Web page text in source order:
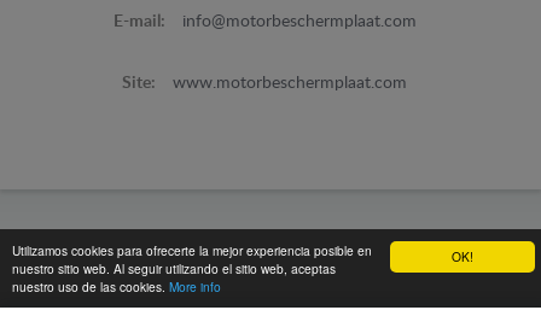
OK!
Utilizamos cookies para ofrecerte la mejor experiencia posible en
nuestro sitio web. Al seguir utilizando el sitio web, aceptas
nuestro uso de las cookies. More info
E-mail: info@motorbeschermplaat.com
Site: www.motorbeschermplaat.com